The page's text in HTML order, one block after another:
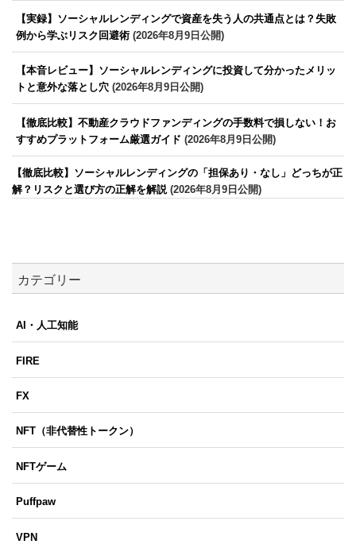
【実録】ソーシャルレンディングで資産を失う人の共通点とは？失敗
例から学ぶリスク回避術 (2026年8月9日公開)
【本音レビュー】ソーシャルレンディングに投資して分かったメリッ
トと意外な落とし穴 (2026年8月9日公開)
【徹底比較】不動産クラウドファンディングの手数料で損しない！お
すすめプラットフォーム厳選ガイド (2026年8月9日公開)
【徹底比較】ソーシャルレンディングの「担保あり・なし」どっちが正
解？リスクと選び方の正解を解説(2026年8月9日公開)
カテゴリー
AI・人工知能
FIRE
FX
NFT（非代替性トークン）
NFTゲーム
Puffpaw
VPN